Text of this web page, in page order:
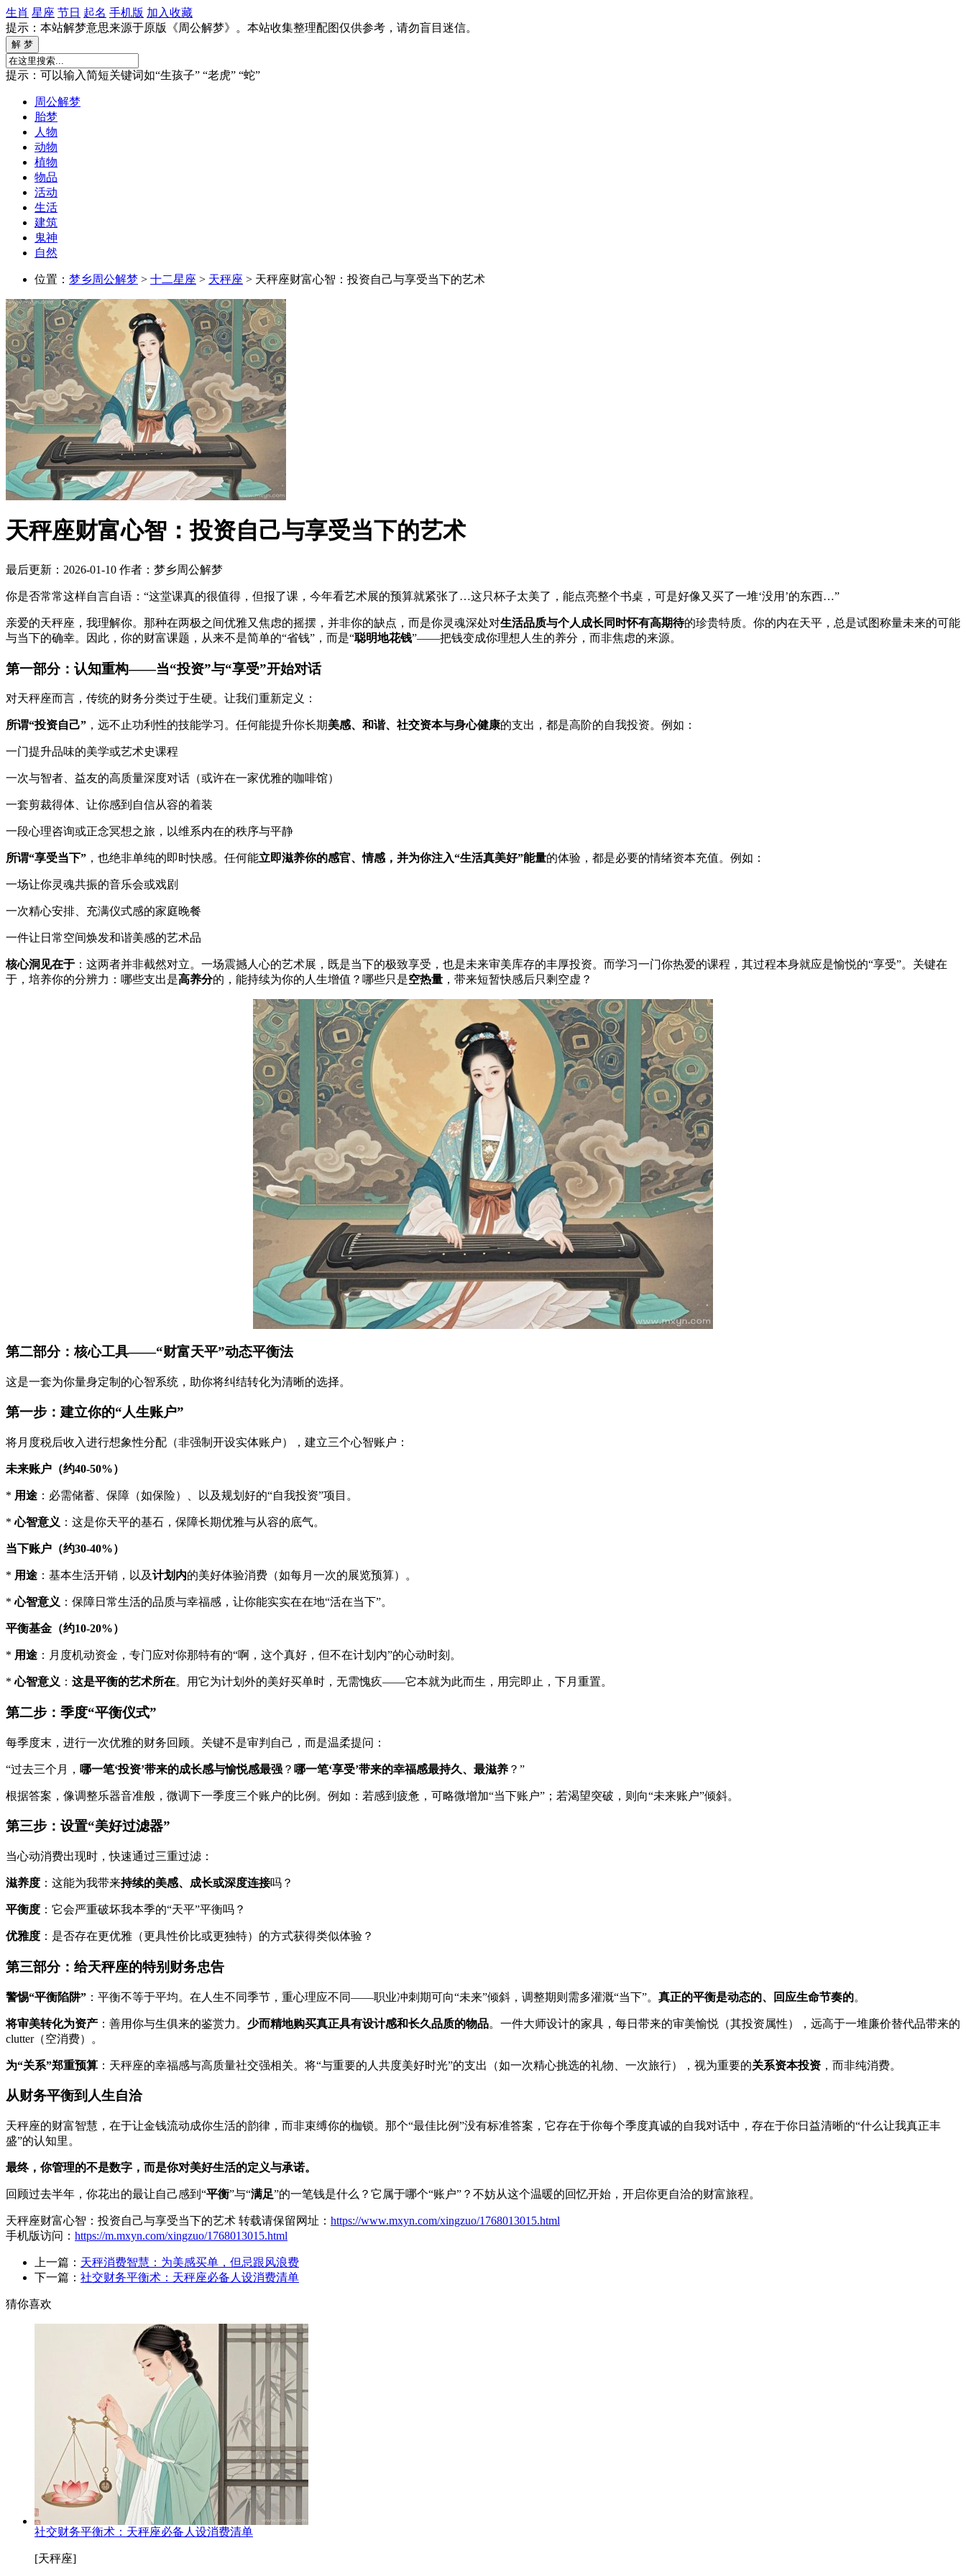
生肖 星座 节日 起名 手机版 加入收藏
提示：本站解梦意思来源于原版《周公解梦》。本站收集整理配图仅供参考，请勿盲目迷信。
提示：可以输入简短关键词如“生孩子” “老虎” “蛇”
周公解梦
胎梦
人物
动物
植物
物品
活动
生活
建筑
鬼神
自然
位置： 梦乡周公解梦 > 十二星座 > 天秤座 > 天秤座财富心智：投资自己与享受当下的艺术
天秤座财富心智：投资自己与享受当下的艺术
最后更新：2026-01-10 作者：梦乡周公解梦
你是否常常这样自言自语：“这堂课真的很值得，但报了课，今年看艺术展的预算就紧张了…这只杯子太美了，能点亮整个书桌，可是好像又买了一堆‘没用’的东西…”
亲爱的天秤座，我理解你。那种在两极之间优雅又焦虑的摇摆，并非你的缺点，而是你灵魂深处对生活品质与个人成长同时怀有高期待的珍贵特质。你的内在天平，总是试图称量未来的可能
与当下的确幸。因此，你的财富课题，从来不是简单的“省钱”，而是“聪明地花钱”——把钱变成你理想人生的养分，而非焦虑的来源。
第一部分：认知重构——当“投资”与“享受”开始对话
对天秤座而言，传统的财务分类过于生硬。让我们重新定义：
所谓“投资自己” ，远不止功利性的技能学习。任何能提升你长期美感、和谐、社交资本与身心健康的支出，都是高阶的自我投资。例如：
一门提升品味的美学或艺术史课程
一次与智者、益友的高质量深度对话（或许在一家优雅的咖啡馆）
一套剪裁得体、让你感到自信从容的着装
一段心理咨询或正念冥想之旅，以维系内在的秩序与平静
所谓“享受当下” ，也绝非单纯的即时快感。任何能立即滋养你的感官、情感，并为你注入“生活真美好”能量的体验，都是必要的情绪资本充值。例如：
一场让你灵魂共振的音乐会或戏剧
一次精心安排、充满仪式感的家庭晚餐
一件让日常空间焕发和谐美感的艺术品
核心洞见在于 ：这两者并非截然对立。一场震撼人心的艺术展，既是当下的极致享受，也是未来审美库存的丰厚投资。而学习一门你热爱的课程，其过程本身就应是愉悦的“享受”。关键在
于，培养你的分辨力：哪些支出是高养分的，能持续为你的人生增值？哪些只是空热量 ，带来短暂快感后只剩空虚？
第二部分：核心工具——“财富天平”动态平衡法
这是一套为你量身定制的心智系统，助你将纠结转化为清晰的选择。
第一步：建立你的“人生账户”
将月度税后收入进行想象性分配（非强制开设实体账户），建立三个心智账户：
未来账户（约40-50%）
* 用途 ：必需储蓄、保障（如保险）、以及规划好的“自我投资”项目。
*心智意义 ：这是你天平的基石，保障长期优雅与从容的底气。
当下账户（约30-40%）
* 用途 ：基本生活开销，以及计划内的美好体验消费（如每月一次的展览预算）。
*心智意义 ：保障日常生活的品质与幸福感，让你能实实在在地“活在当下”。
平衡基金（约10-20%）
* 用途 ：月度机动资金，专门应对你那特有的“啊，这个真好，但不在计划内”的心动时刻。
*心智意义 ： 这是平衡的艺术所在。用它为计划外的美好买单时，无需愧疚——它本就为此而生，用完即止，下月重置。
第二步：季度“平衡仪式”
每季度末，进行一次优雅的财务回顾。关键不是审判自己，而是温柔提问：
“过去三个月， 哪一笔‘投资’带来的成长感与愉悦感最强 ？ 哪一笔‘享受’带来的幸福感最持久、最滋养 ？”
根据答案，像调整乐器音准般，微调下一季度三个账户的比例。例如：若感到疲惫，可略微增加“当下账户”；若渴望突破，则向“未来账户”倾斜。
第三步：设置“美好过滤器”
当心动消费出现时，快速通过三重过滤：
滋养度 ：这能为我带来持续的美感、成长或深度连接吗？
平衡度 ：它会严重破坏我本季的“天平”平衡吗？
优雅度 ：是否存在更优雅（更具性价比或更独特）的方式获得类似体验？
第三部分：给天秤座的特别财务忠告
警惕“平衡陷阱” ：平衡不等于平均。在人生不同季节，重心理应不同——职业冲刺期可向“未来”倾斜，调整期则需多灌溉“当下”。 真正的平衡是动态的、回应生命节奏的。
将审美转化为资产 ：善用你与生俱来的鉴赏力。 少而精地购买真正具有设计感和长久品质的物品。一件大师设计的家具，每日带来的审美愉悦（其投资属性），远高于一堆廉价替代品带来的
clutter（空消费）。
为“关系”郑重预算 ：天秤座的幸福感与高质量社交强相关。将“与重要的人共度美好时光”的支出（如一次精心挑选的礼物、一次旅行），视为重要的关系资本投资 ，而非纯消费。
从财务平衡到人生自洽
天秤座的财富智慧，在于让金钱流动成你生活的韵律，而非束缚你的枷锁。那个“最佳比例”没有标准答案，它存在于你每个季度真诚的自我对话中，存在于你日益清晰的“什么让我真正丰
盛”的认知里。
最终，你管理的不是数字，而是你对美好生活的定义与承诺。
回顾过去半年，你花出的最让自己感到“平衡”与“满足”的一笔钱是什么？它属于哪个“账户”？不妨从这个温暖的回忆开始，开启你更自洽的财富旅程。
天秤座财富心智：投资自己与享受当下的艺术 转载请保留网址： https://www.mxyn.com/xingzuo/1768013015.html
手机版访问： https://m.mxyn.com/xingzuo/1768013015.html
上一篇： 天秤消费智慧：为美感买单，但忌跟风浪费
下一篇： 社交财务平衡术：天秤座必备人设消费清单
猜你喜欢
社交财务平衡术：天秤座必备人设消费清单
[天秤座]